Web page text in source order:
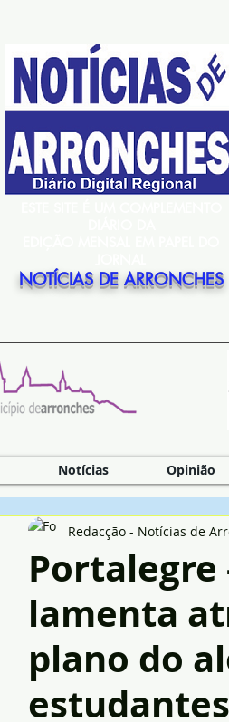
NOTÍCIAS DE ARRONCHES
Notícias Opinião
lamenta
plano do
estudantes
Redacção - Notícias de